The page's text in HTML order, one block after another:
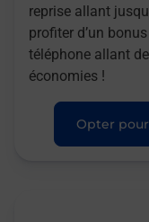
reprise allant
profiter d’un
téléphone allant
économies !
Opter